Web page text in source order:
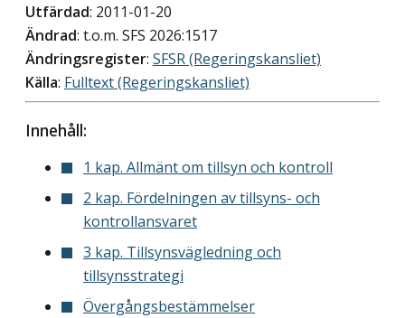
Utfärdad: 2011-01-20
Ändrad: t.o.m. SFS 2026:1517
Ändringsregister: SFSR (Regeringskansliet)
Källa: Fulltext (Regeringskansliet)
Innehåll:
1 kap. Allmänt om tillsyn och kontroll
2 kap. Fördelningen av tillsyns- och
kontrollansvaret
3 kap. Tillsynsvägledning och
tillsynsstrategi
Övergångsbestämmelser